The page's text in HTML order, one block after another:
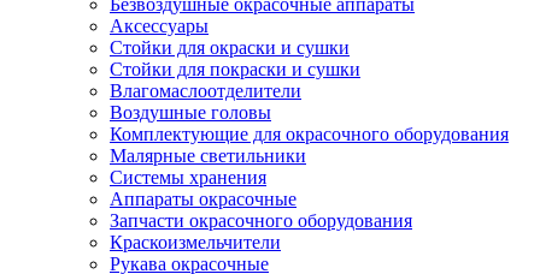
Безвоздушные окрасочные аппараты
Аксессуары
Стойки для окраски и сушки
Стойки для покраски и сушки
Влагомаслоотделители
Воздушные головы
Комплектующие для окрасочного оборудования
Малярные светильники
Системы хранения
Аппараты окрасочные
Запчасти окрасочного оборудования
Краскоизмельчители
Рукава окрасочные